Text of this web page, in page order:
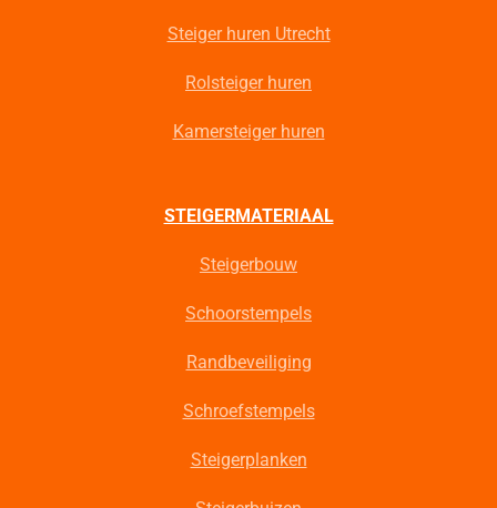
Steiger huren Utrecht
Rolsteiger huren
Kamersteiger huren
STEIGERMATERIAAL
Steigerbouw
Schoorstempels
Randbeveiliging
Schroefstempels
Steigerplanken